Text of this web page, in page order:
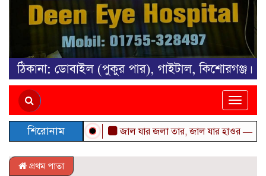
Toggle
শিরোনাম জাল যার জলা তার, জাল যার হাওর —
প্রথম পাতা